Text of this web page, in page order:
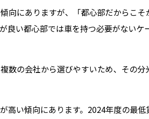
向にありますが、「都心部だからこ
良い都心部では車を持つ必要がない
数の会社から選びやすいため、その
高い傾向にあります。2024年度の最